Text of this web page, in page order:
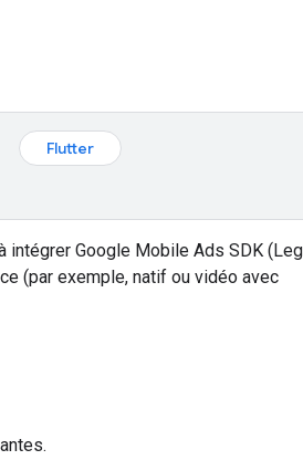
Flutter
intégrer Google Mobile Ads SDK
(par exemple, natif ou vidéo avec